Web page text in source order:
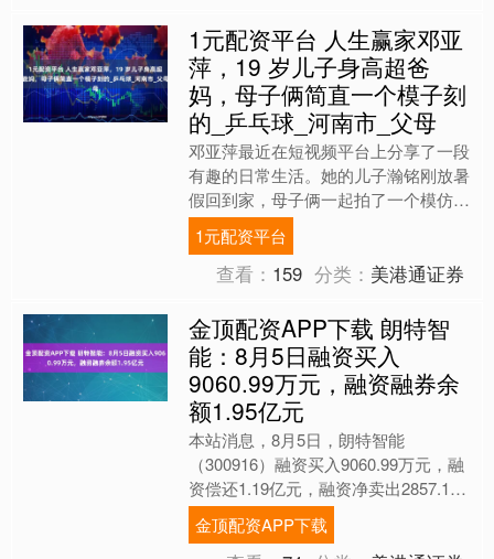
1元配资平台 人生赢家邓亚
萍，19 岁儿子身高超爸
妈，母子俩简直一个模子刻
的_乒乓球_河南市_父母
邓亚萍最近在短视频平台上分享了一段
有趣的日常生活。她的儿子瀚铭刚放暑
假回到家，母子俩一起拍了一个模仿
《爸爸去哪儿》的转场视频，结果这段
视频火得一塌糊涂。 在视频....
1元配资平台
查看： 159 分类： 美港通证券
金顶配资APP下载 朗特智
能：8月5日融资买入
9060.99万元，融资融券余
额1.95亿元
本站消息，8月5日，朗特智能
（300916）融资买入9060.99万元，融
资偿还1.19亿元，融资净卖出2857.14
万元，融资余额1.95亿元，近20个交易
日....
金顶配资APP下载